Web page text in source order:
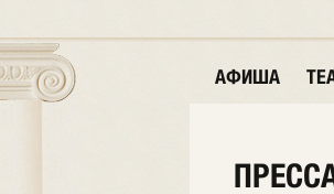
АФИША